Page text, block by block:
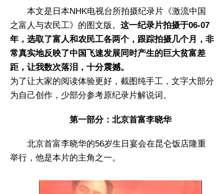
本文是日本NHK电视台所拍摄纪录片《激流中国
之富人与农民工》的图文版。 这一纪录片拍摄于06-07
年，选取了富人和农民工各两个，跟踪拍摄几个月，非
常真实地反映了中国飞速发展同时产生的巨大贫富差
距，让我数次落泪，十分震撼。
为了让大家的阅读体验更好，截图纯手工，文字大部分
为自己创作，少部分参考原纪录片解说词。
第一部分：北京首富李晓华
北京首富李晓华的56岁生日宴会在昆仑饭店隆重
举行，他是本片的主角之一。